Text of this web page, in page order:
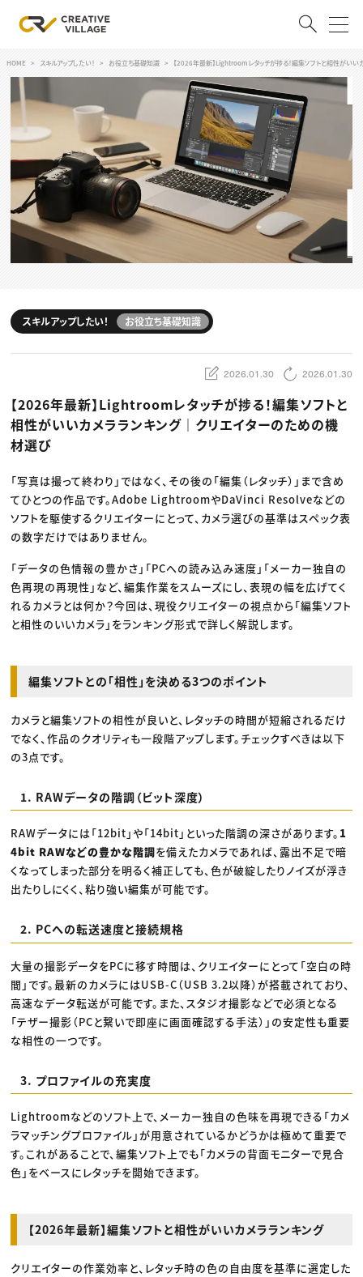
ログイン 会員登録
RECRUIT
クリエイター求人を探す
CREATIVE JOB求人検索
特集求人
採用説明会
転職支援サービス
CONTENTS
スキルアップしたい！ トップ
デザイン
プログラミング
ディレクション
業界解説・キャリア事情
お役立ち基礎知識
アプリクリエイター
ゲームクリエイター
映像クリエイター
マーケッター
クリエイターインタビュー
ニュース・トレンド
ニュース・トレンド トップ
映像
ゲーム・エンタメ
広告
出版
CREATIVE VILLAGEからのお知らせ
プロフェッショナル×つながる×メディア
HOME スキルアップしたい！ お役立ち基礎知識 【2026年最新】Lightroomレタッチが捗る！編集ソフトと相性がい
スキルアップしたい！ お役立ち基礎知識
2026.01.30 2026.01.30
【2026年最新】Lightroomレタッチが捗る！編集ソフトと
相性がいいカメラランキング｜クリエイターのための機
材選び
「写真は撮って終わり」ではなく、その後の「編集（レタッチ）」まで含め
てひとつの作品です。Adobe LightroomやDaVinci Resolveなどの
ソフトを駆使するクリエイターにとって、カメラ選びの基準はスペック表
の数字だけではありません。
「データの色情報の豊かさ」「PCへの読み込み速度」「メーカー独自の
色再現の再現性」など、編集作業をスムーズにし、表現の幅を広げてく
れるカメラとは何か？今回は、現役クリエイターの視点から「編集ソフト
と相性のいいカメラ」をランキング形式で詳しく解説します。
編集ソフトとの「相性」を決める3つのポイント
カメラと編集ソフトの相性が良いと、レタッチの時間が短縮されるだけ
でなく、作品のクオリティも一段階アップします。チェックすべきは以下
の3点です。
1. RAWデータの階調（ビット深度）
RAWデータには「12bit」や「14bit」といった階調の深さがあります。 1
4bit RAWなどの豊かな階調を備えたカメラであれば、露出不足で暗
くなってしまった部分を明るく補正しても、色が破綻したりノイズが浮き
出たりしにくく、粘り強い編集が可能です。
2. PCへの転送速度と接続規格
大量の撮影データをPCに移す時間は、クリエイターにとって「空白の時
間」です。最新のカメラにはUSB-C（USB 3.2以降）が搭載されており、
高速なデータ転送が可能です。また、スタジオ撮影などで必須となる
「テザー撮影（PCと繋いで即座に画面確認する手法）」の安定性も重要
な相性の一つです。
3. プロファイルの充実度
Lightroomなどのソフト上で、メーカー独自の色味を再現できる「カメ
ラマッチングプロファイル」が用意されているかどうかは極めて重要で
す。これがあることで、編集ソフト上でも「カメラの背面モニターで見合
色」をベースにレタッチを開始できます。
【2026年最新】編集ソフトと相性がいいカメラランキング
クリエイターの作業効率と、レタッチ時の色の自由度を基準に選定した